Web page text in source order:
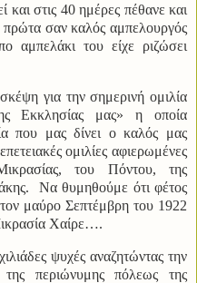
και στις 40 ημέρες πέθανε και
πρώτα σαν καλός αμπελουργός
αμπελάκι του είχε ριζώσει
για την σημερινή ομιλία
Εκκλησίας μας» η οποία
που μας δίνει ο καλός μας
ομιλίες αφιερωμένες
του Πόντου, της
Να θυμηθούμε ότι φέτος
μαύρο Σεπτέμβρη του 1922
Χαίρε….
ψυχές αναζητώντας την
περιώνυμης πόλεως της